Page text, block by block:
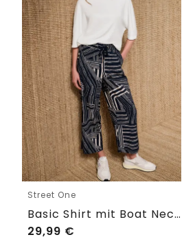
Street One
Basic Shirt mit Boat Neck und Elastikbund
29,99 €